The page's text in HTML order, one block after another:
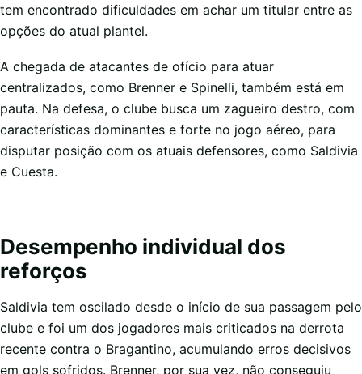
tem encontrado dificuldades em achar um titular entre as
opções do atual plantel.
A chegada de atacantes de ofício para atuar
centralizados, como Brenner e Spinelli, também está em
pauta. Na defesa, o clube busca um zagueiro destro, com
características dominantes e forte no jogo aéreo, para
disputar posição com os atuais defensores, como Saldivia
e Cuesta.
Desempenho individual dos
reforços
Saldivia tem oscilado desde o início de sua passagem pelo
clube e foi um dos jogadores mais criticados na derrota
recente contra o Bragantino, acumulando erros decisivos
em gols sofridos. Brenner, por sua vez, não conseguiu